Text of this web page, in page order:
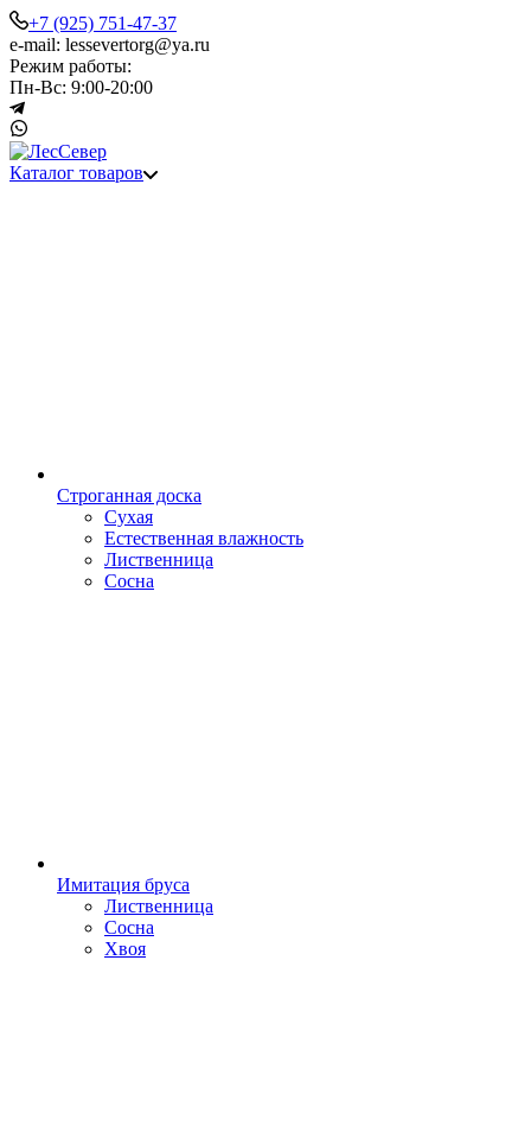
+7 (925) 751-47-37
e-mail: lessevertorg@ya.ru
Режим работы:
Пн-Вс: 9:00-20:00
Каталог товаров
Строганная доска
Сухая
Естественная влажность
Лиственница
Сосна
Имитация бруса
Лиственница
Сосна
Хвоя